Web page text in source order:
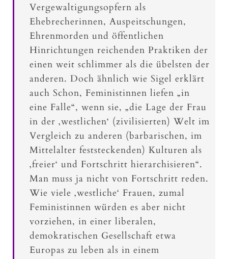
Vergewaltigungsopfern als
Ehebrecherinnen, Auspeitschungen,
Ehrenmorden und öffentlichen
Hinrichtungen reichenden Praktiken der
einen weit schlimmer als die übelsten der
anderen. Doch ähnlich wie Sigel erklärt
auch Schon, Feministinnen liefen „in
eine Falle“, wenn sie, „die Lage der Frau
in der ‚westlichen‘ (zivilisierten) Welt im
Vergleich zu anderen (barbarischen, im
Mittelalter feststeckenden) Kulturen als
‚freier‘ und Fortschritt hierarchisieren“.
Man muss ja nicht von Fortschritt reden.
Wie viele ‚westliche‘ Frauen, zumal
Feministinnen würden es aber nicht
vorziehen, in einer liberalen,
demokratischen Gesellschaft etwa
Europas zu leben als in einem